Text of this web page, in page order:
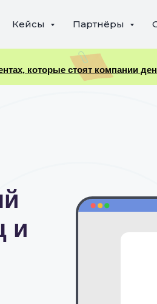
Кейсы Партнёры
которые стоят компании
и